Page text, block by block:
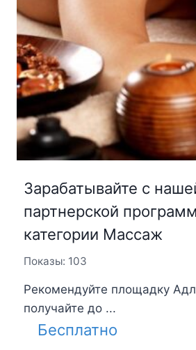
Зарабатывайте с
партнерской
категории Массаж
Показы: 103
Рекомендуйте площадку
получайте до ...
Бесплатно